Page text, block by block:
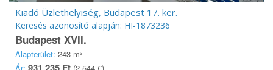
Kiadó Üzlethelyiség, Budapest 17. ker.
Keresés azonosító alapján: HI-1873236
Budapest XVII.
Alapterület: 243 m²
Ár: 931 235 Ft (2 544 €)